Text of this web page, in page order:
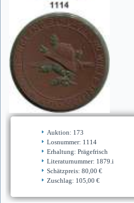
Auktion: 173
Losnummer: 1114
Erhaltung: Prägefrisch
Literaturnummer: 1879.i
Schätzpreis: 80,00 €
Zuschlag: 105,00 €